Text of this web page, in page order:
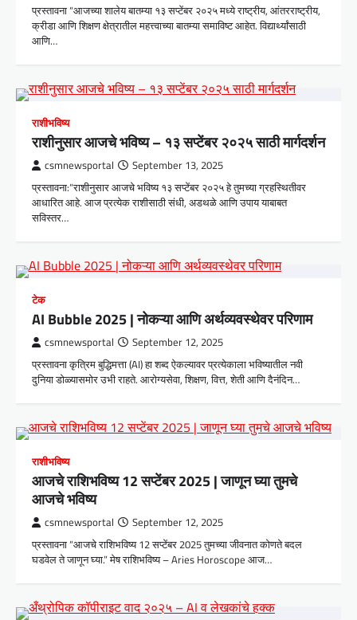
प्रस्तावना “आजच्या शालेय बातम्या १३ सप्टेंबर २०२५ मध्ये राष्ट्रीय, आंतरराष्ट्रीय,
क्रीडा आणि शिक्षण क्षेत्रातील महत्त्वाच्या बातम्या समाविष्ट आहेत. विद्यार्थ्यांसाठी
आणि…
राशीभविष्य
राशीनुसार आजचे भविष्य – १३ सप्टेंबर २०२५ साठी मार्गदर्शन
csmnewsportal September 13, 2025
प्रस्तावना:“राशीनुसार आजचे भविष्य १३ सप्टेंबर २०२५ हे तुमच्या ग्रहस्थितीवर
आधारित आहे. आज प्रत्येक राशीसाठी संधी, अडथळे आणि उपाय याबाबत
सविस्तर…
टेक
AI Bubble 2025 | नोकऱ्या आणि अर्थव्यवस्थेवर परिणाम
csmnewsportal September 12, 2025
प्रस्तावना कृत्रिम बुद्धिमत्ता (AI) हा शब्द ऐकल्यावर प्रत्येकाला भविष्यातील नवी
दुनिया डोळ्यासमोर उभी राहते. आरोग्यसेवा, शिक्षण, वित्त, शेती आणि दैनंदिन…
राशीभविष्य
आजचे राशिभविष्य 12 सप्टेंबर 2025 | जाणून घ्या तुमचे
आजचे भविष्य
csmnewsportal September 12, 2025
प्रस्तावना “आजचे राशिभविष्य 12 सप्टेंबर 2025 तुमच्या जीवनात कोणते बदल
घडवेल ते जाणून घ्या.” मेष राशिभविष्य – Aries Horoscope आज…